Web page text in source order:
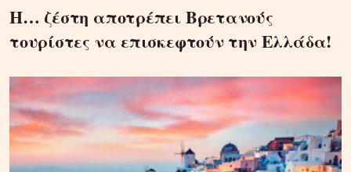
Η… ζέστη αποτρέπει Βρετανούς
τουρίστες να επισκεφτούν την Ελλάδα!